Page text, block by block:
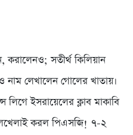
সতীর্থ কিলিয়ান
লেখালেন গোলের খাতায়।
লিগে ইসরায়েলের ক্লাব মাকাবি
করল পিএসজি! ৭-২